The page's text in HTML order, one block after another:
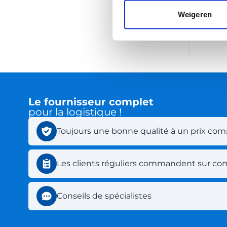
Weigeren
Le fournisseur complet
pour la logistique !
Toujours une bonne qualité à un prix
Les clients réguliers commandent sur
Conseils de spécialistes